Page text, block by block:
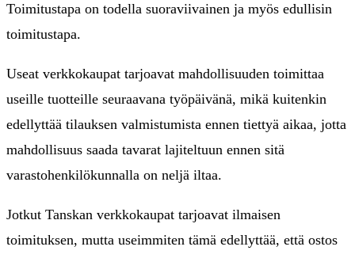
Toimitustapa on todella suoraviivainen ja myös edullisin
toimitustapa.
Useat verkkokaupat tarjoavat mahdollisuuden toimittaa
useille tuotteille seuraavana työpäivänä, mikä kuitenkin
edellyttää tilauksen valmistumista ennen tiettyä aikaa, jotta
mahdollisuus saada tavarat lajiteltuun ennen sitä
varastohenkilökunnalla on neljä iltaa.
Jotkut Tanskan verkkokaupat tarjoavat ilmaisen
toimituksen, mutta useimmiten tämä edellyttää, että ostos